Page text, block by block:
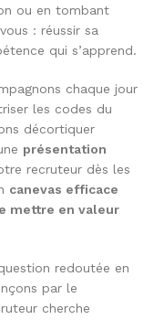
ou en tombant
: réussir sa
qui s’apprend.
chaque jour
les codes du
décortiquer
présentation
recruteur dès les
canevas efficace
mettre en valeur
redoutée en
par le
cherche